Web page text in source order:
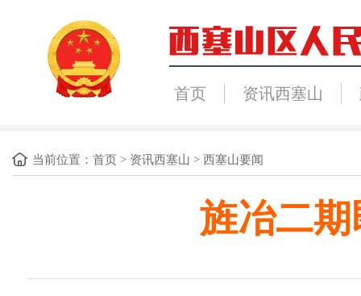
首页 资讯西塞山
当前位置： 首页 > 资讯西塞山 > 西塞山要闻
旌冶二